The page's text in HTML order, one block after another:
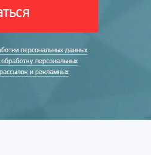
персональных данных
персональных
и рекламных